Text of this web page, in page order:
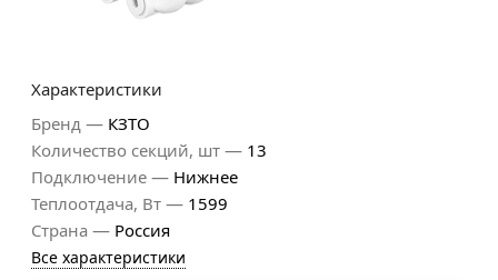
Характеристики
Бренд — КЗТО
Количество секций, шт — 13
Подключение — Нижнее
Теплоотдача, Вт — 1599
Страна — Россия
Все характеристики